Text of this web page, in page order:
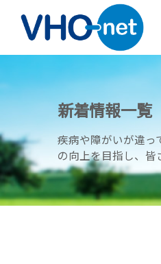
新着情報一覧
疾病や障がいが違っ
の向上を目指し、皆